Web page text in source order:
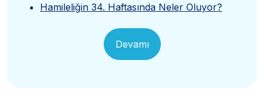
Hamileliğin 34. Haftasında Neler Oluyor?
Devamı